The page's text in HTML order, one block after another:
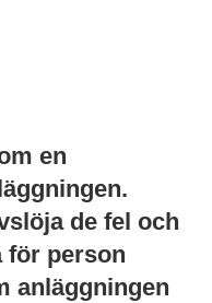
en
de fel och
för person
anläggningen